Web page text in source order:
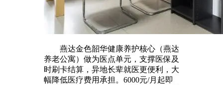
燕达金色韶华健康养护核心（燕达
养老公寓）做为医点单元，支撑医保及
时刷卡结算，异地长辈就医更便利，大
幅降低医疗费用承担。6000元/月起即